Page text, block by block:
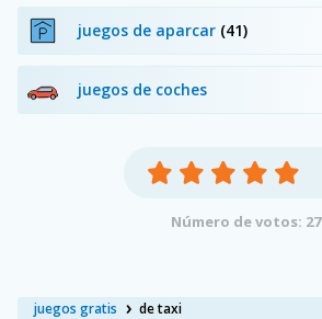
juegos gratis de taxi
juegos de aparcar (41)
juegos de coches
Número de votos: 27